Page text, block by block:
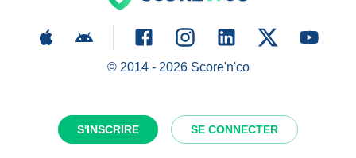
S'INSCRIRE SE CONNECTER
© 2014 - 2026Score'n'co